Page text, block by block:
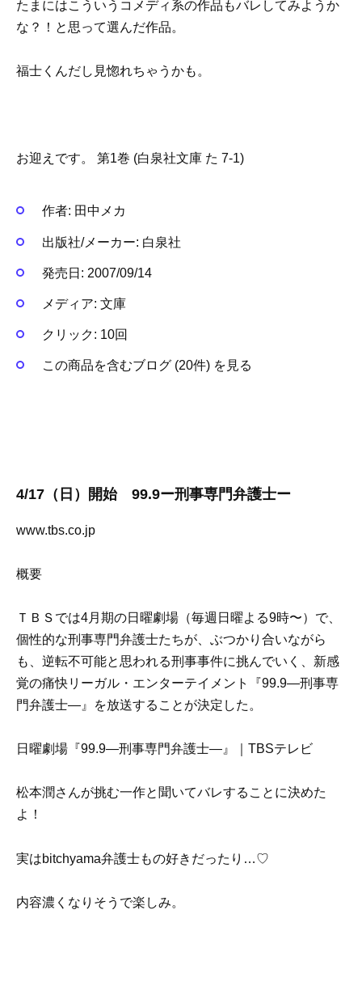
たまにはこういうコメディ系の作品もバレしてみようか
な？！と思って選んだ作品。
福士くんだし見惚れちゃうかも。
お迎えです。 第1巻 (白泉社文庫 た 7-1)
作者: 田中メカ
出版社/メーカー: 白泉社
発売日: 2007/09/14
メディア: 文庫
クリック: 10回
この商品を含むブログ (20件) を見る
4/17（日）開始 99.9ー刑事専門弁護士ー
www.tbs.co.jp
概要
ＴＢＳでは4月期の日曜劇場（毎週日曜よる9時〜）で、
個性的な刑事専門弁護士たちが、ぶつかり合いながら
も、逆転不可能と思われる刑事事件に挑んでいく、新感
覚の痛快リーガル・エンターテイメント『99.9―刑事専
門弁護士― 』を放送することが決定した。
日曜劇場『99.9―刑事専門弁護士―』｜TBSテレビ
松本潤さんが挑む一作と聞いてバレすることに決めた
よ！
実はbitchyama弁護士もの好きだったり…♡
内容濃くなりそうで楽しみ。